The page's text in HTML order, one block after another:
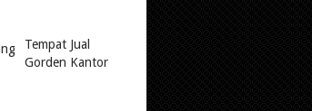
Tempat Jual
Gorden Kantor